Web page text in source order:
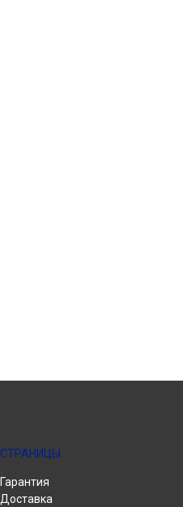
СТРАНИЦЫ
Гарантия
Доставка